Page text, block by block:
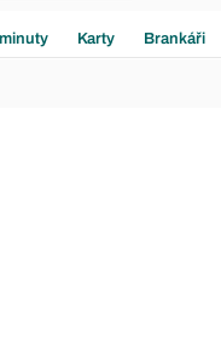
Karty Brankáři